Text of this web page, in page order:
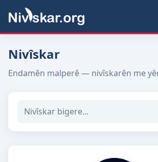
Nivîskar
Endamên malperê — nivîskarên me